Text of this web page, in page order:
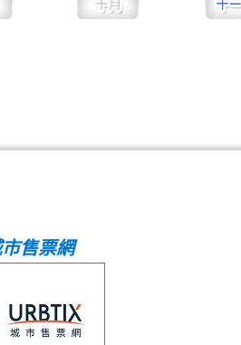
售票網